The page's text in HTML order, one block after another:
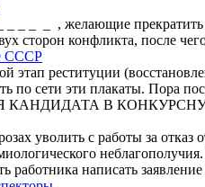
_ _ _ , желающие
сторон конфликта, после
СССР
реституции
по сети эти плакаты. Пора
КАНДИДАТА В
уволить с работы за
работника написать